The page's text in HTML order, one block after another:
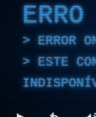
ERRO
ERROR
ESTE